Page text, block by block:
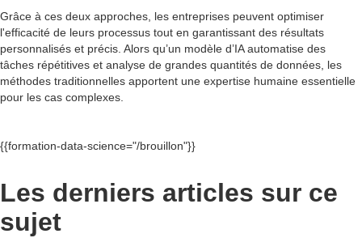
Grâce à ces deux approches, les entreprises peuvent optimiser
l'efficacité de leurs processus tout en garantissant des résultats
personnalisés et précis. Alors qu’un modèle d’IA automatise des
tâches répétitives et analyse de grandes quantités de données, les
méthodes traditionnelles apportent une expertise humaine essentielle
pour les cas complexes.
{{formation-data-science="/brouillon"}}
Les derniers articles sur ce
sujet